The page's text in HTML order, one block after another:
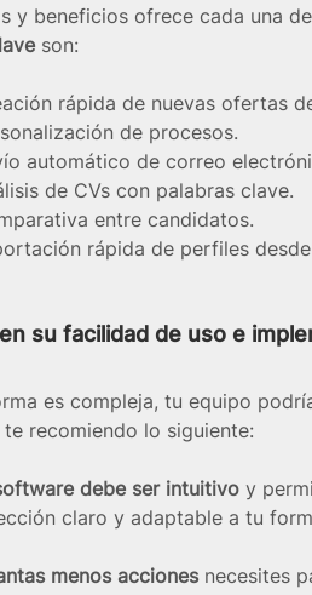
y beneficios ofrece cada una
son:
rápida de nuevas ofertas
de procesos.
automático de correo
de CVs con palabras clave.
entre candidatos.
rápida de perfiles
su facilidad de uso e
es compleja, tu equipo
recomiendo lo siguiente:
debe ser intuitivo y
claro y adaptable a tu
menos acciones necesites